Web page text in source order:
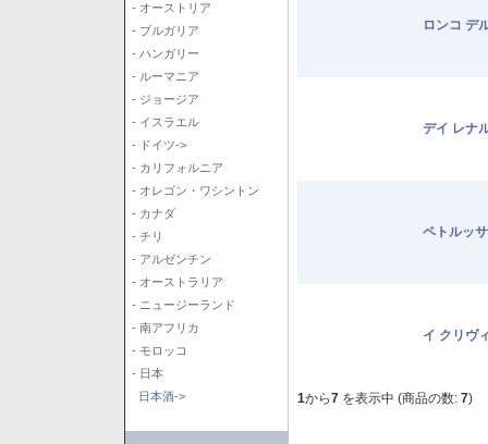
- オーストリア
- ブルガリア
- ハンガリー
- ルーマニア
- ジョージア
- イスラエル
- ドイツ->
- カリフォルニア
- オレゴン・ワシントン
- カナダ
- チリ
- アルゼンチン
- オーストラリア
- ニュージーランド
- 南アフリカ
- モロッコ
- 日本
日本酒->
ロンコ デ
デイ レナ
ペトルッ
イ クリ
1から7 を表示中 (商品の数: 7)